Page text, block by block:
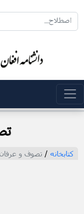
کتابخانه / تصوف و